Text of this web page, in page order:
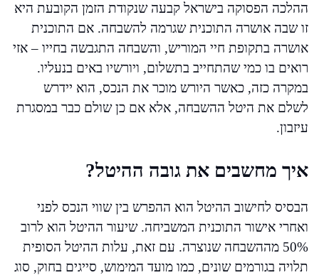
ההלכה הפסוקה בישראל קבעה שנקודת הזמן הקובעת היא
זו שבה אושרה התוכנית שגרמה להשבחה. אם התוכנית
אושרה בתקופת חיי המוריש, והשבחה התגבשה בחייו – אזי
רואים בו כמי שהתחייב בתשלום, ויורשיו באים בנעליו.
במקרה כזה, כאשר היורש מוכר את הנכס, הוא יידרש
לשלם את היטל ההשבחה, אלא אם כן שולם כבר במסגרת
עיזבון.
איך מחשבים את גובה ההיטל?
הבסיס לחישוב ההיטל הוא ההפרש בין שווי הנכס לפני
ואחרי אישור התוכנית המשביחה. שיעור ההיטל הוא לרוב
50% מההשבחה שנוצרה. עם זאת, עלות ההיטל הסופית
תלויה בגורמים שונים, כמו מועד המימוש, סייגים בחוק, סוג